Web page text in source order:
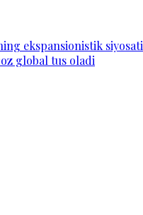
ekspansionistik siyosati
global tus oladi